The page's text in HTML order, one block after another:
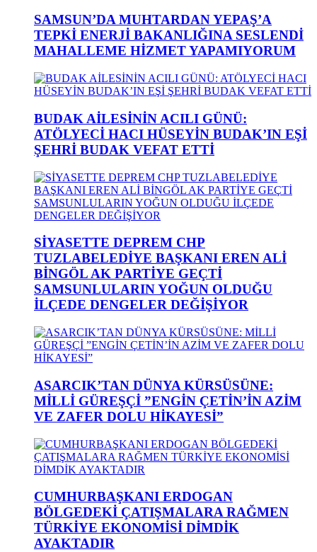
SAMSUN’DA MUHTARDAN YEPAŞ’A
TEPKİ ENERJİ BAKANLIĞINA SESLENDİ
MAHALLEME HİZMET YAPAMIYORUM
BUDAK AİLESİNİN ACILI GÜNÜ:
ATÖLYECİ HACI HÜSEYİN BUDAK’IN EŞİ
ŞEHRİ BUDAK VEFAT ETTİ
SİYASETTE DEPREM CHP
TUZLABELEDİYE BAŞKANI EREN ALİ
BİNGÖL AK PARTİYE GEÇTİ
SAMSUNLULARIN YOĞUN OLDUĞU
İLÇEDE DENGELER DEĞİŞİYOR
ASARCIK’TAN DÜNYA KÜRSÜSÜNE:
MİLLİ GÜREŞÇİ ”ENGİN ÇETİN’İN AZİM
VE ZAFER DOLU HİKAYESİ”
CUMHURBAŞKANI ERDOGAN
BÖLGEDEKİ ÇATIŞMALARA RAĞMEN
TÜRKİYE EKONOMİSİ DİMDİK
AYAKTADIR